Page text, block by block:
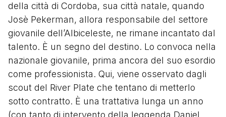
della città di Cordoba, sua città natale, quando
Josè Pekerman, allora responsabile del settore
giovanile dell’Albiceleste, ne rimane incantato dal
talento. È un segno del destino. Lo convoca nella
nazionale giovanile, prima ancora del suo esordio
come professionista. Qui, viene osservato dagli
scout del River Plate che tentano di metterlo
sotto contratto. È una trattativa lunga un anno
(con tanto di intervento della leggenda Daniel